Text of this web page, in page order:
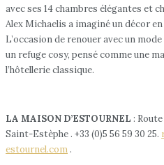
avec ses 14 chambres élégantes et
Alex Michaelis a imaginé un décor
L’occasion de renouer avec un
un refuge cosy, pensé comme une
l’hôtellerie classique.
LA MAISON D’ESTOURNEL :
Saint-Estèphe . +33 (0)5 56 59 30 25.
estournel.com .